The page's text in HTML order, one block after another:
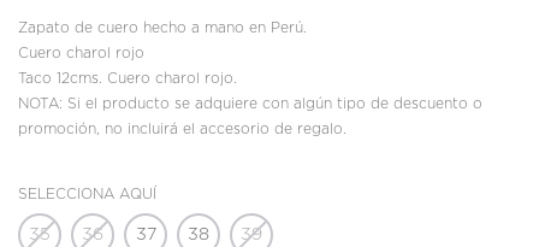
Zapato de cuero hecho a mano en Perú.
Cuero charol rojo
Taco 12cms. Cuero charol rojo.
NOTA: Si el producto se adquiere con algún tipo de descuento o
promoción, no incluirá el accesorio de regalo.
SELECCIONA AQUÍ
35 36 37 38 39